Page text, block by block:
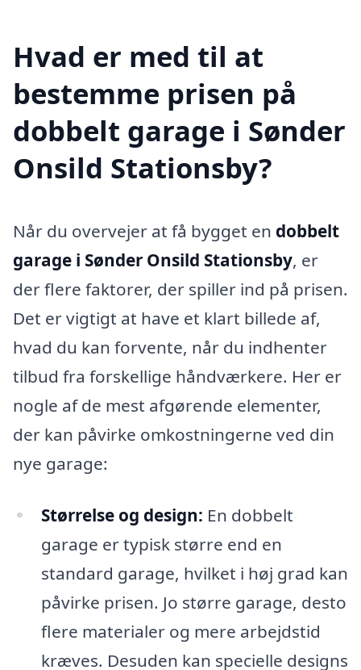
Hvad er med til at
bestemme prisen på
dobbelt garage i Sønder
Onsild Stationsby?
Når du overvejer at få bygget en dobbelt
garage i Sønder Onsild Stationsby, er
der flere faktorer, der spiller ind på prisen.
Det er vigtigt at have et klart billede af,
hvad du kan forvente, når du indhenter
tilbud fra forskellige håndværkere. Her er
nogle af de mest afgørende elementer,
der kan påvirke omkostningerne ved din
nye garage:
Størrelse og design: En dobbelt
garage er typisk større end en
standard garage, hvilket i høj grad kan
påvirke prisen. Jo større garage, desto
flere materialer og mere arbejdstid
kræves. Desuden kan specielle designs